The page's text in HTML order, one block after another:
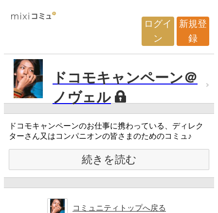
ログイ
ン
新規登
録
ドコモキャンペーン＠
ノヴェル
ドコモキャンペーンのお仕事に携わっている、ディレク
ターさん又はコンパニオンの皆さまのためのコミュ♪
続きを読む
コミュニティトップへ戻る